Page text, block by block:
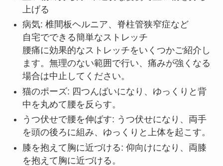
上げる
病気: 椎間板ヘルニア、脊柱管狭窄症など
自宅でできる簡単なストレッチ
腰痛に効果的なストレッチをいくつかご紹介し
ます。無理のない範囲で行い、痛みが強くなる
場合は中止してください。
猫のポーズ: 四つんばいになり、ゆっくりと背
中を丸めて腰を反らす。
うつ伏せで腰を伸ばす: うつ伏せになり、両手
を頭の後ろに組み、ゆっくりと上体を起こす。
膝を抱えて胸に近づける: 仰向けになり、両膝
を抱えて胸に近づける。